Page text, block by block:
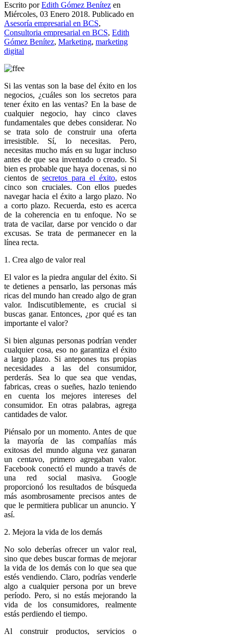
Escrito porEdith Gómez Benítez en
Miércoles, 03 Enero 2018. Publicado en
Asesoría empresarial en BCS,
Consultoria empresarial en BCS, Edith
Gómez Benítez, Marketing, marketing
digital
Si las ventas son la base del éxito en los
negocios, ¿cuáles son los secretos para
tener éxito en las ventas? En la base de
cualquier negocio, hay cinco claves
fundamentales que debes considerar. No
se trata solo de construir una oferta
irresistible. Sí, lo necesitas. Pero,
necesitas mucho más en su lugar incluso
antes de que sea inventado o creado. Si
bien es probable que haya docenas, si no
cientos desecretos para el éxito, estos
cinco son cruciales. Con ellos puedes
navegar hacia el éxito a largo plazo. No
a corto plazo. Recuerda, esto es acerca
de la coherencia en tu enfoque. No se
trata de vacilar, darse por vencido o dar
excusas. Se trata de permanecer en la
línea recta.
1. Crea algo de valor real
El valor es la piedra angular del éxito. Si
te detienes a pensarlo, las personas más
ricas del mundo han creado algo de gran
valor. Indiscutiblemente, es crucial si
buscas ganar. Entonces, ¿por qué es tan
importante el valor?
Si bien algunas personas podrían vender
cualquier cosa, eso no garantiza el éxito
a largo plazo. Si antepones tus propias
necesidades a las del consumidor,
perderás. Sea lo que sea que vendas,
fabricas, creas o sueñes, hazlo teniendo
en cuenta los mejores intereses del
consumidor. En otras palabras, agrega
cantidades de valor.
Piénsalo por un momento. Antes de que
la mayoría de las compañías más
exitosas del mundo alguna vez ganaran
un centavo, primero agregaban valor.
Facebook conectó el mundo a través de
una red social masiva. Google
proporcionó los resultados de búsqueda
más asombrosamente precisos antes de
que le permitiera publicar un anuncio. Y
así.
2. Mejora la vida de los demás
No solo deberías ofrecer un valor real,
sino que debes buscar formas de mejorar
la vida de los demás con lo que sea que
estés vendiendo. Claro, podrías venderle
algo a cualquier persona por un breve
período. Pero, si no estás mejorando la
vida de los consumidores, realmente
estás perdiendo el tiempo.
Al construir productos, servicios o